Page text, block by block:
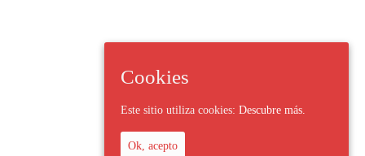
Cookies
Este sitio utiliza cookies: Descubre más.
Ok, acepto